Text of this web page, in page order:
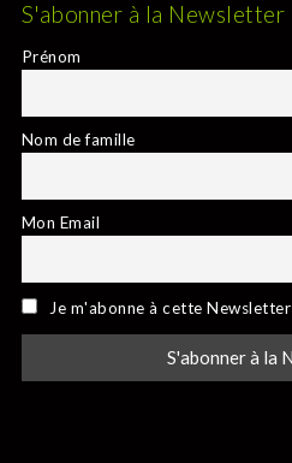
S'abonner à la Newsletter
Prénom
Nom de famille
Mon Email
Je m'abonne à cette Newsletter